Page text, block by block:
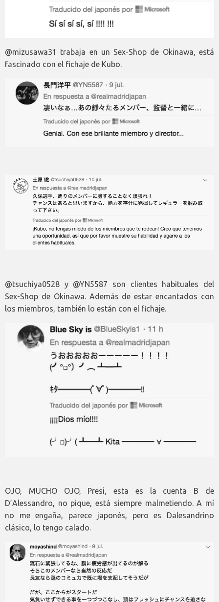
@mizusawa31 trabaja en un Sex-Shop de Okinawa, está
fascinado con el fichaje de Kubo.
@tsuchiya0528 y @YN5587 son clientes habituales del
Sex-Shop de Okinawa. Además de estar encantados con
los miembros, también lo están con el fichaje.
OJO, MUCHO OJO, Presi, esta es la cuenta B de
D’Alessandro, no pique, está siempre malmetiendo. A mí
no me engaña, parece japonés, pero es Dalesandrino
clásico, lo tengo calado.